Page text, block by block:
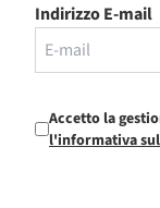
Indirizzo E-mail
Accetto la
l'informativa